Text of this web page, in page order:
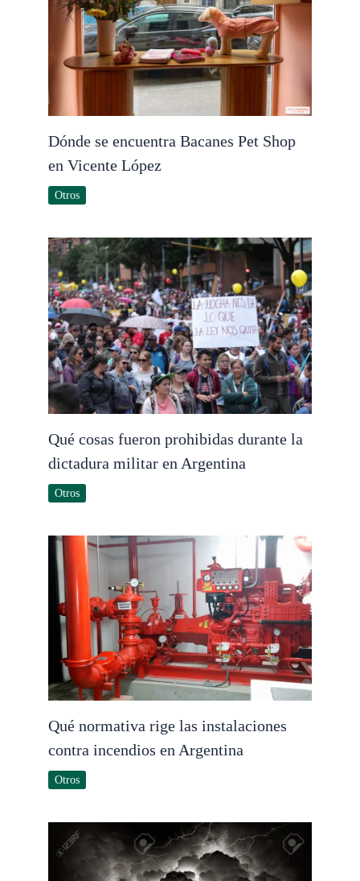
Dónde se encuentra Bacanes Pet Shop
en Vicente López
Otros
Qué cosas fueron prohibidas durante la
dictadura militar en Argentina
Otros
Qué normativa rige las instalaciones
contra incendios en Argentina
Otros